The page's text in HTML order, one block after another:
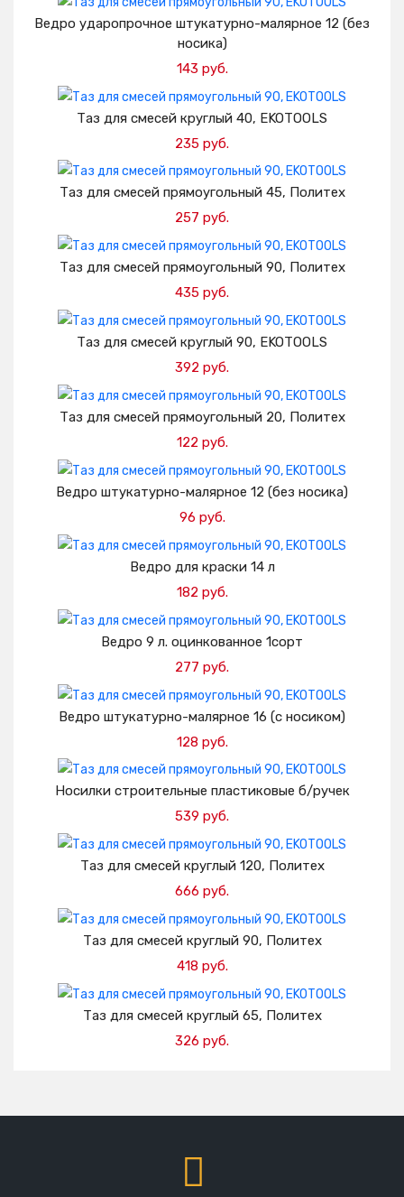
Добавить в корзину
Ведро ударопрочное штукатурно-малярное 12 (без
носика)
143 руб.
Добавить в корзину
Таз для смесей круглый 40, EKOTOOLS
235 руб.
Добавить в корзину
Таз для смесей прямоугольный 45, Политех
257 руб.
Добавить в корзину
Таз для смесей прямоугольный 90, Политех
435 руб.
Добавить в корзину
Таз для смесей круглый 90, EKOTOOLS
392 руб.
Добавить в корзину
Таз для смесей прямоугольный 20, Политех
122 руб.
Добавить в корзину
Ведро штукатурно-малярное 12 (без носика)
96 руб.
Добавить в корзину
Ведро для краски 14 л
182 руб.
Добавить в корзину
Ведро 9 л. оцинкованное 1сорт
277 руб.
Добавить в корзину
Ведро штукатурно-малярное 16 (с носиком)
128 руб.
Добавить в корзину
Носилки строительные пластиковые б/ручек
539 руб.
Добавить в корзину
Таз для смесей круглый 120, Политех
666 руб.
Добавить в корзину
Таз для смесей круглый 90, Политех
418 руб.
Добавить в корзину
Таз для смесей круглый 65, Политех
326 руб.